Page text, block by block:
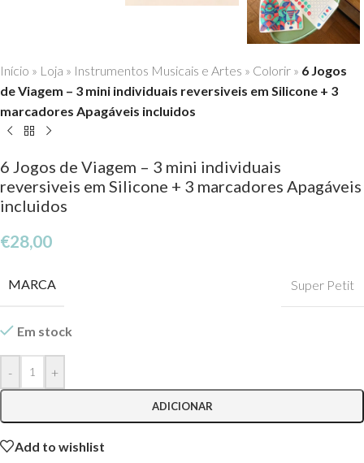
Início » Loja » Instrumentos Musicais e Artes » Colorir » 6 Jogos
de Viagem – 3 mini individuais reversiveis em Silicone + 3
marcadores Apagáveis incluidos
6 Jogos de Viagem – 3 mini individuais
reversiveis em Silicone + 3 marcadores Apagáveis
incluidos
€28,00
MARCA Super Petit
Em stock
- +
ADICIONAR
Add to wishlist